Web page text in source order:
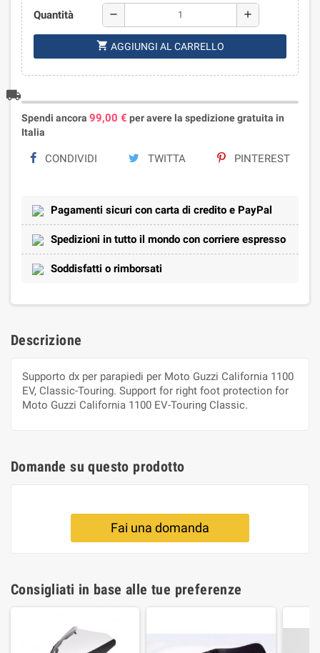
Quantità remove add
shopping_cart AGGIUNGI AL CARRELLO
local_shipping
Spendi ancora 99,00 € per avere la spedizione gratuita in
Italia
CONDIVIDI TWITTA PINTEREST
Pagamenti sicuri con carta di credito e PayPal
Spedizioni in tutto il mondo con corriere espresso
Soddisfatti o rimborsati
Descrizione
Supporto dx per parapiedi per Moto Guzzi California 1100
EV, Classic-Touring. Support for right foot protection for
Moto Guzzi California 1100 EV-Touring Classic.
Domande su questo prodotto
Fai una domanda
Consigliati in base alle tue preferenze